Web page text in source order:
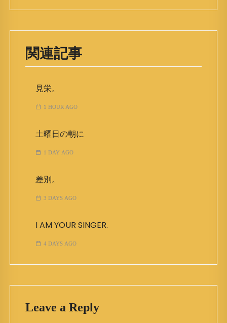
関連記事
見栄。
1 HOUR AGO
土曜日の朝に
1 DAY AGO
差別。
3 DAYS AGO
I AM YOUR SINGER.
4 DAYS AGO
Leave a Reply